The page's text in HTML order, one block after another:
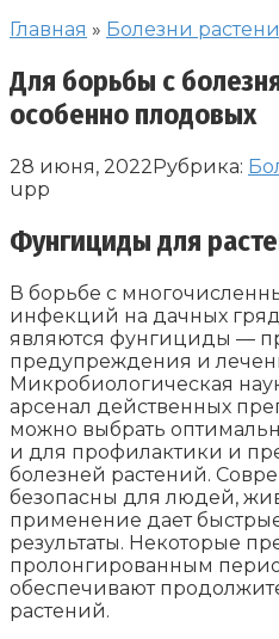
Главная » Болезни
Для борьбы с
особенно плодовых
28 июня, 2022Рубрика:
upp
Фунгициды для
В борьбе с
инфекций на дачных
являются фунгициды —
предупреждения и
Микробиологическая
арсенал действенных
можно выбрать
и для профилактики и
болезней растений.
безопасны для людей,
применение дает
результаты. Некоторые
пролонгированным
обеспечивают
растений.